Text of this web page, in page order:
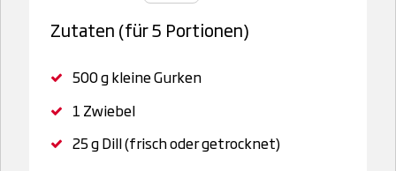
Zutaten (für 5 Portionen)
500 gkleine Gurken
1 Zwiebel
25 gDill (frisch oder getrocknet)